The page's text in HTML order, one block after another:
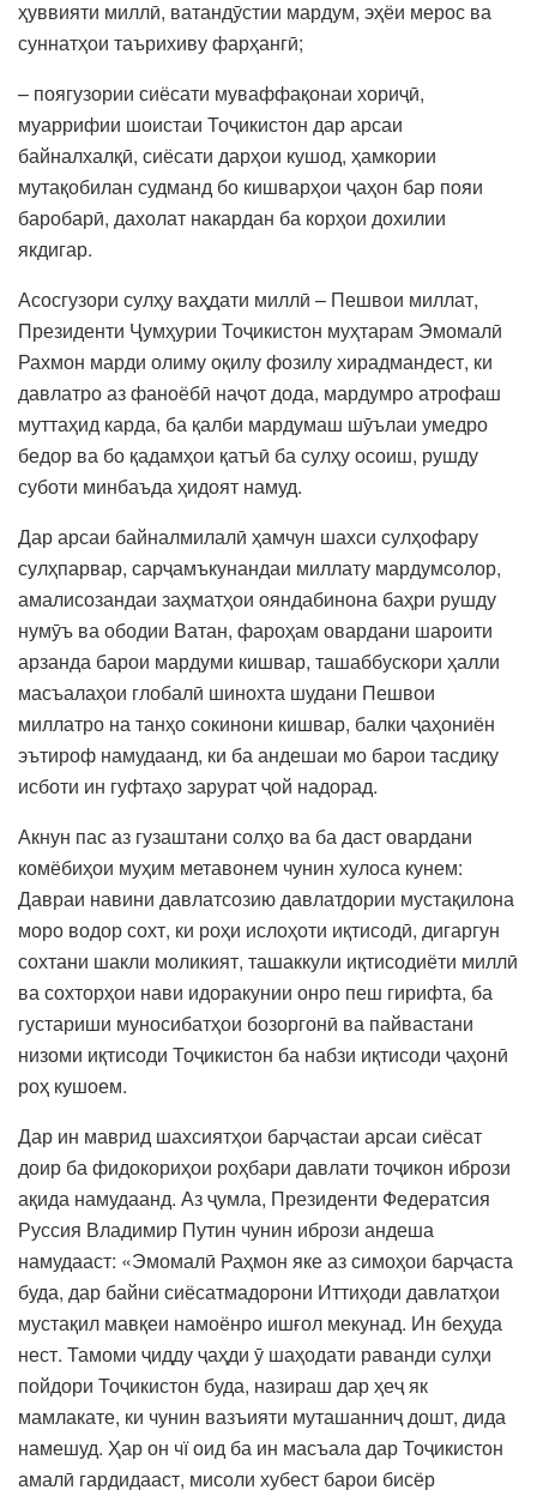
ҳуввияти миллӣ, ватандӯстии мардум, эҳёи мерос ва
суннатҳои таърихиву фарҳангӣ;
– поягузории сиёсати муваффақонаи хориҷӣ,
муаррифии шоистаи Тоҷикистон дар арсаи
байналхалқӣ, сиёсати дарҳои кушод, ҳамкории
мутақобилан судманд бо кишварҳои ҷаҳон бар пояи
баробарӣ, дахолат накардан ба корҳои дохилии
якдигар.
Асосгузори сулҳу ваҳдати миллӣ – Пешвои миллат,
Президенти Ҷумҳурии Тоҷикистон муҳтарам Эмомалӣ
Рахмон марди олиму оқилу фозилу хирадмандест, ки
давлатро аз фаноёбӣ наҷот дода, мардумро атрофаш
муттаҳид карда, ба қалби мардумаш шӯълаи умедро
бедор ва бо қадамҳои қатъӣ ба сулҳу осоиш, рушду
суботи минбаъда ҳидоят намуд.
Дар арсаи байналмилалӣ ҳамчун шахси сулҳофару
сулҳпарвар, сарҷамъкунандаи миллату мардумсолор,
амалисозандаи заҳматҳои ояндабинона баҳри рушду
нумӯъ ва ободии Ватан, фароҳам овардани шароити
арзанда барои мардуми кишвар, ташаббускори ҳалли
масъалаҳои глобалӣ шинохта шудани Пешвои
миллатро на танҳо сокинони кишвар, балки ҷаҳониён
эътироф намудаанд, ки ба андешаи мо барои тасдиқу
исботи ин гуфтаҳо зарурат ҷой надорад.
Акнун пас аз гузаштани солҳо ва ба даст овардани
комёбиҳои муҳим метавонем чунин хулоса кунем:
Давраи навини давлатсозию давлатдории мустақилона
моро водор сохт, ки роҳи ислоҳоти иқтисодӣ, дигаргун
сохтани шакли моликият, ташаккули иқтисодиёти миллӣ
ва сохторҳои нави идоракунии онро пеш гирифта, ба
густариши муносибатҳои бозоргонӣ ва пайвастани
низоми иқтисоди Тоҷикистон ба набзи иқтисоди ҷаҳонӣ
роҳ кушоем.
Дар ин маврид шахсиятҳои барҷастаи арсаи сиёсат
доир ба фидокориҳои роҳбари давлати тоҷикон ибрози
ақида намудаанд. Аз ҷумла, Президенти Федератсия
Руссия Владимир Путин чунин ибрози андеша
намудааст: «Эмомалӣ Раҳмон яке аз симоҳои барҷаста
буда, дар байни сиёсатмадорони Иттиҳоди давлатҳои
мустақил мавқеи намоёнро ишғол мекунад. Ин беҳуда
нест. Тамоми ҷидду ҷаҳди ӯ шаҳодати раванди сулҳи
пойдори Тоҷикистон буда, назираш дар ҳеҷ як
мамлакате, ки чунин вазъияти муташанниҷ дошт, дида
намешуд. Ҳар он чї оид ба ин масъала дар Тоҷикистон
амалӣ гардидааст, мисоли хубест барои бисёр